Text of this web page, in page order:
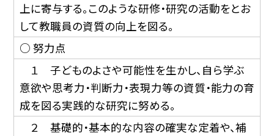
上に寄与する。このような研修・研究の活動をとお
して教職員の資質の向上を図る。
○ 努力点
１ 子どものよさや可能性を生かし、自ら学ぶ
意欲や思考力・判断力・表現力等の資質・能力の育
成を図る実践的な研究に努める。
２ 基礎的・基本的な内容の確実な定着や、補